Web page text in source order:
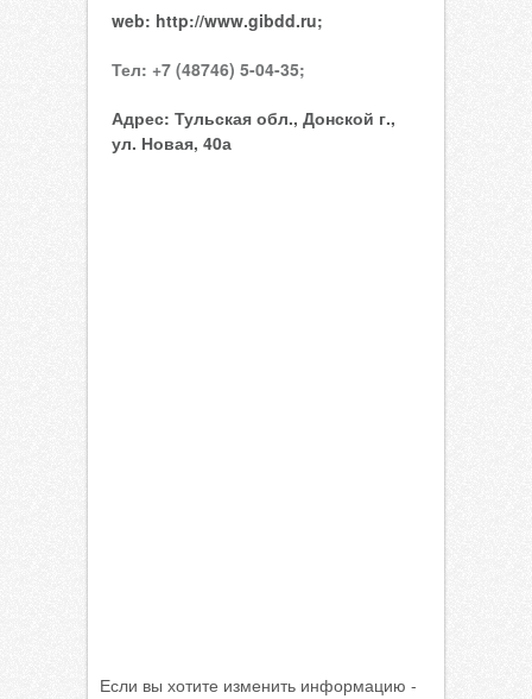
web: http://www.gibdd.ru;
Тел: +7 (48746) 5-04-35;
Адрес: Тульская обл., Донской г.,
ул. Новая, 40а
Если вы хотите изменить информацию -